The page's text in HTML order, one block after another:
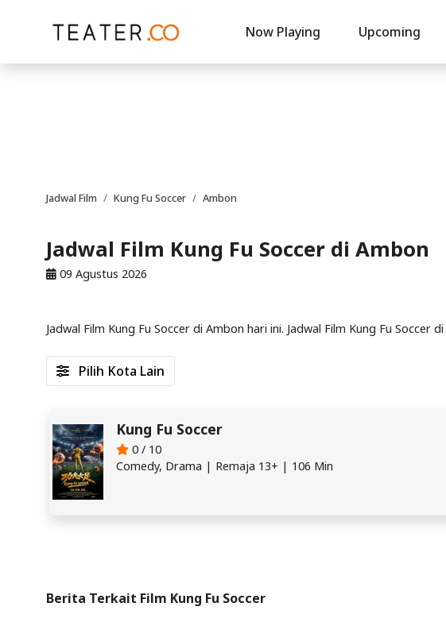
Now Playing Upcoming
Jadwal Film Kung Fu Soccer Ambon
Jadwal Film Kung Fu Soccer di Ambon
09 Agustus 2026
Jadwal Film Kung Fu Soccer di Ambon hari ini. Jadwal Film Kung Fu Soccer
Kung Fu Soccer
0 / 10
Comedy, Drama | Remaja 13+ | 106 Min
Pilih Kota Lain
Berita Terkait Film Kung Fu Soccer